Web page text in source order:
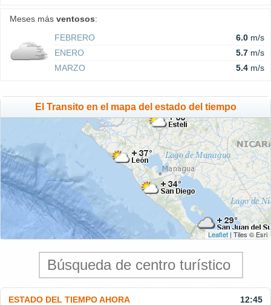
Meses más ventosos:
FEBRERO
6.0 m/s
ENERO
5.7 m/s
MARZO
5.4 m/s
El Transito en el mapa del estado del tiempo
Leaflet | Tiles © Esri
ESTADO DEL TIEMPO AHORA 12:45